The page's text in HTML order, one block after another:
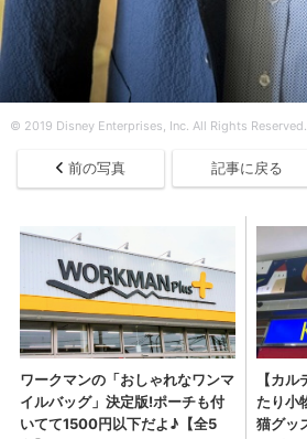
© 2019 Disney Enterprises, Inc. All Rights Reserved.
前の写真 記事に戻る